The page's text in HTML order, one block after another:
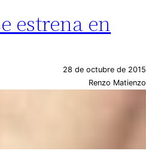
estrena en
28 de octubre de 2015
Renzo Matienzo